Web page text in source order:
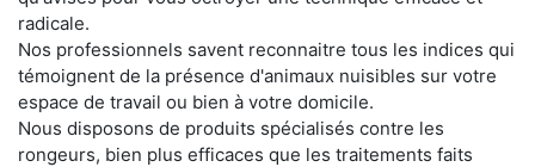
radicale.
Nos professionnels savent reconnaitre tous les indices qui
témoignent de la présence d'animaux nuisibles sur votre
espace de travail ou bien à votre domicile.
Nous disposons de produits spécialisés contre les
rongeurs, bien plus efficaces que les traitements faits